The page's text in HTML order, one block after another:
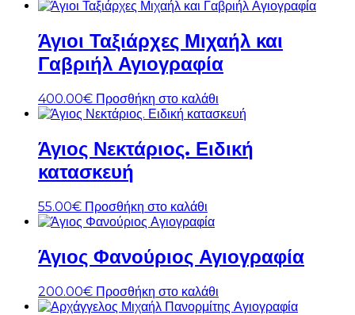
Άγιοι Ταξιάρχες Μιχαήλ και
Γαβριήλ Αγιογραφία
400.00€ Προσθήκη στο καλάθι
Άγιος Νεκτάριος. Ειδική
κατασκευή
55.00€ Προσθήκη στο καλάθι
Άγιος Φανούριος Αγιογραφία
200.00€ Προσθήκη στο καλάθι